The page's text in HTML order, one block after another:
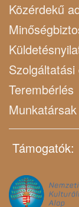
Közérdekű
Terembérlés
Munkatársak
Támogatók: